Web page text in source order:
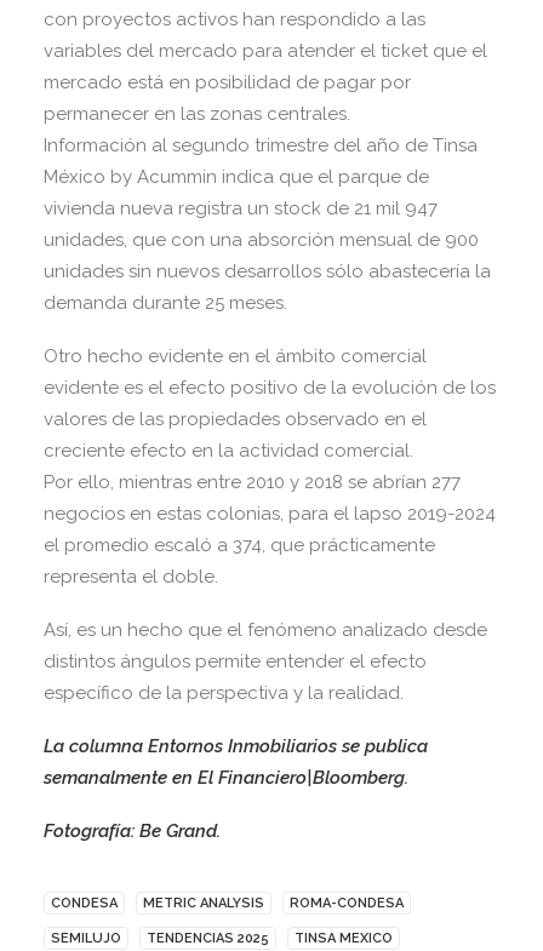
con proyectos activos han respondido a las
variables del mercado para atender el ticket que el
mercado está en posibilidad de pagar por
permanecer en las zonas centrales.
Información al segundo trimestre del año de Tinsa
México by Acummin indica que el parque de
vivienda nueva registra un stock de 21 mil 947
unidades, que con una absorción mensual de 900
unidades sin nuevos desarrollos sólo abastecería la
demanda durante 25 meses.
Otro hecho evidente en el ámbito comercial
evidente es el efecto positivo de la evolución de los
valores de las propiedades observado en el
creciente efecto en la actividad comercial.
Por ello, mientras entre 2010 y 2018 se abrían 277
negocios en estas colonias, para el lapso 2019-2024
el promedio escaló a 374, que prácticamente
representa el doble.
Así, es un hecho que el fenómeno analizado desde
distintos ángulos permite entender el efecto
específico de la perspectiva y la realidad.
La columna Entornos Inmobiliarios se publica
semanalmente en El Financiero|Bloomberg.
Fotografía: Be Grand.
CONDESA METRIC ANALYSIS ROMA-CONDESA
SEMILUJO TENDENCIAS 2025 TINSA MEXICO